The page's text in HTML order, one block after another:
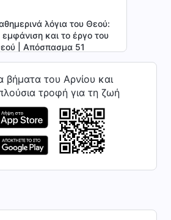
λόγια του Θεού:
εμφάνιση και το έργο του
| Απόσπασμα 51
λόγια του Θεού:
και το έργο του
| Απόσπασμα 52
λόγια του Θεού:
και το έργο του
| Απόσπασμα 53
βήματα του Αρνίου και
τροφή για τη ζωή